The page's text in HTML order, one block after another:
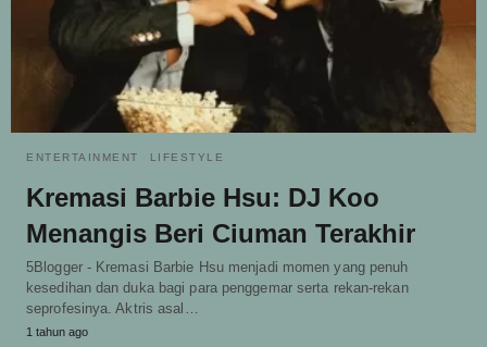
ENTERTAINMENT LIFESTYLE
Kremasi Barbie Hsu: DJ Koo
Menangis Beri Ciuman Terakhir
5Blogger - Kremasi Barbie Hsu menjadi momen yang penuh
kesedihan dan duka bagi para penggemar serta rekan-rekan
seprofesinya. Aktris asal…
1 tahun ago